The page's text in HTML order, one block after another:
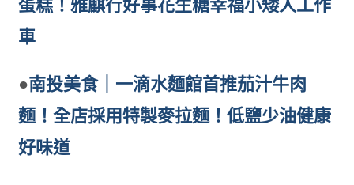
蛋糕！雅麒行好事花生糖幸福小矮人工作
車
●南投美食｜一滴水麵館首推茄汁牛肉
麵！全店採用特製麥拉麵！低鹽少油健康
好味道